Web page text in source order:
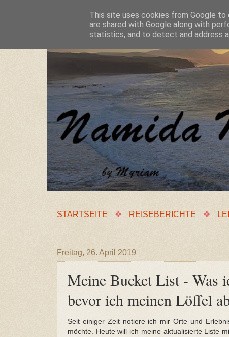
STARTSEITE ❖ REISEBERICHTE ❖
Freitag, 26. April 2019
Meine Bucket List - Was
bevor ich meinen Löffel
Seit einiger Zeit notiere ich mir Orte und
möchte. Heute will ich meine aktualisierte Liste
This site uses cookies from Google to
are shared with Google along with
statistics, and to detect and address